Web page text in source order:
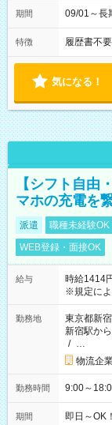
期間 09/01～長
特徴 履歴書不要
気になる！
【シフト自由
マホの充電を
派遣 職種未経験OK
WEB登録・面接OK
給与
時給1414
※規定に
勤務地
東京都新
新宿駅か
/ …
物流企
勤務時間 9:00～
期間 即日～OK